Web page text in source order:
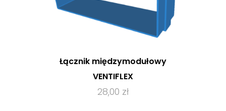
Łącznik międzymodułowy
VENTIFLEX
28,00 zł